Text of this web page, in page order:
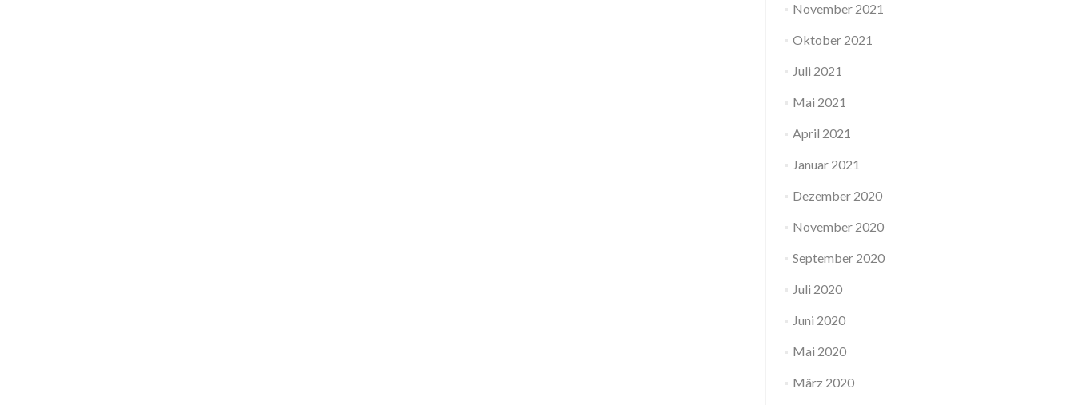
November 2021
Oktober 2021
Juli 2021
Mai 2021
April 2021
Januar 2021
Dezember 2020
November 2020
September 2020
Juli 2020
Juni 2020
Mai 2020
März 2020